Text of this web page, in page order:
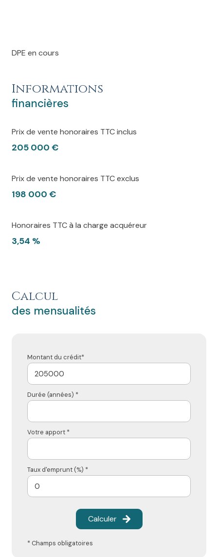
DPE en cours
Informations
financières
Prix de vente honoraires TTC inclus
205 000 €
Prix de vente honoraires TTC exclus
198 000 €
Honoraires TTC à la charge acquéreur
3,54 %
Calcul
des mensualités
Montant du crédit*
Durée (années) *
Votre apport *
Taux d'emprunt (%) *
Calculer
* Champs obligatoires